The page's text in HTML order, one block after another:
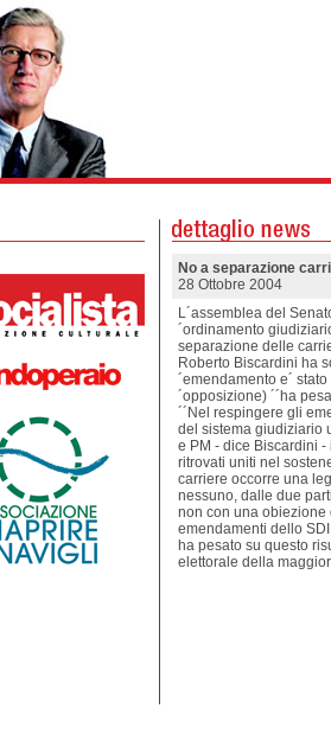
No a separazione
28 Ottobre 2004
L´assemblea del
´ordinamento
separazione delle
Roberto Biscardini ha
´emendamento e´
´opposizione) ´´ha
´´Nel respingere gli
del sistema giudiziario
e PM - dice Biscardini
ritrovati uniti nel
carriere occorre una
nessuno, dalle due
non con una obiezione
emendamenti dello
ha pesato su questo
elettorale della